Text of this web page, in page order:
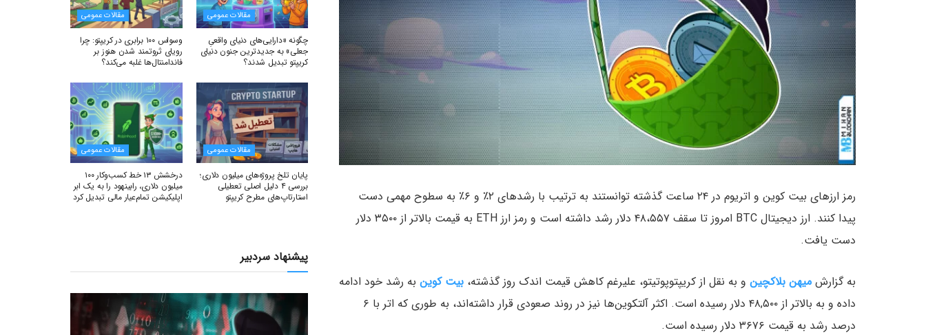
رمز ارزهای بیت کوین و اتریوم در ۲۴ ساعت گذشته توانستند به ترتیب با رشدهای ۲٪ و ۶٪ به سطوح مهمی دست
پیدا کنند. ارز دیجیتال BTC امروز تا سقف ۴۸،۵۵۷ دلار رشد داشته است و رمز ارز ETH به قیمت بالاتر از ۳۵۰۰ دلار
دست یافت.
به گزارش میهن بلاکچین و به نقل از کریپتوپوتیتو، علیرغم کاهش قيمت اندک روز گذشته، بیت کوین به رشد خود ادامه
داده و به بالاتر از ۴۸,۵۰۰ دلار رسیده است. اکثر آلتکوین‌ها نیز در روند صعودی قرار داشته‌اند، به طوری که اتر با ۶
درصد رشد به قیمت ۳۶۷۶ دلار رسیده است.
مقالات عمومی
چگونه «دارایی‌های دنیای واقعیِ
جعلی» به جدیدترین جنون دنیای
کریپتو تبدیل شدند؟
مقالات عمومی
وسواس ۱۰۰ برابری در کریپتو: چرا
رویای ثروتمند شدن هنوز بر
فاندامنتال‌ها غلبه می‌کند؟
مقالات عمومی
پایان تلخ پروژه‌های میلیون دلاری؛
بررسی ۴ دلیل اصلی تعطیلی
استارتاپ‌های مطرح کریپتو
مقالات عمومی
درخشش ۱۳ خط کسب‌وکار ۱۰۰
میلیون دلاری، رابینهود را به یک ابر
اپلیکیشن تمام‌عیار مالی تبدیل کرد
پیشنهاد سردبیر